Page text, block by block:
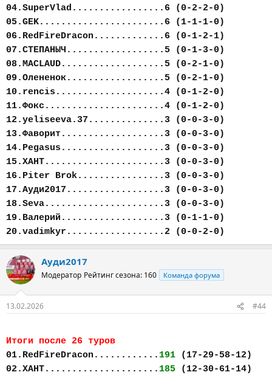
04.SuperVlad.................6 (0-2-2-0)
05.GEK.......................6 (1-1-1-0)
06.RedFireDracon.............6 (0-1-2-1)
07.СТЕПАНЫЧ..................5 (0-1-3-0)
08.MACLAUD...................5 (0-2-1-0)
09.Олененок..................5 (0-2-1-0)
10.rencis....................4 (0-1-2-0)
11.Фокс......................4 (0-1-2-0)
12.yeliseeva.37..............3 (0-0-3-0)
13.Фаворит...................3 (0-0-3-0)
14.Pegasus...................3 (0-0-3-0)
15.ХАНТ......................3 (0-0-3-0)
16.Piter Brok................3 (0-0-3-0)
17.Ауди2017..................3 (0-0-3-0)
18.Seva......................3 (0-0-3-0)
19.Валерий...................3 (0-1-1-0)
20.vadimkyr..................2 (0-0-2-0)
Ауди2017
Модератор Рейтинг сезона: 160 Команда форума
13.02.2026 #44
Итоги после 26 туров
01.RedFireDracon............ 191 (17-29-58-12)
02.ХАНТ..................... 185 (12-30-61-14)